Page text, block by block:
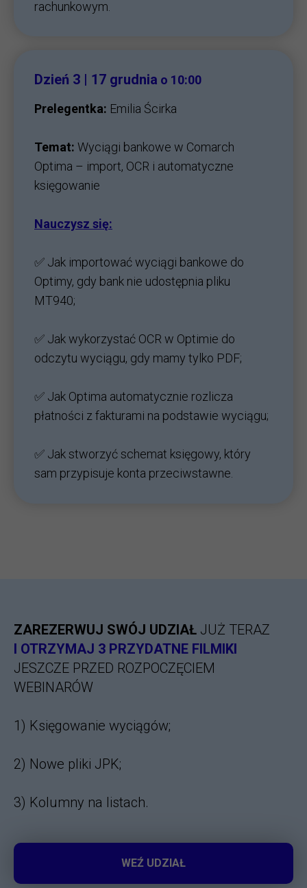
rachunkowym.
Dzień 3 | 17 grudnia o 10:00
Prelegentka: Emilia Ścirka
Temat: Wyciągi bankowe w Comarch
Optima – import, OCR i automatyczne
księgowanie
Nauczysz się:
✅ Jak importować wyciągi bankowe do
Optimy, gdy bank nie udostępnia pliku
MT940;
✅ Jak wykorzystać OCR w Optimie do
odczytu wyciągu, gdy mamy tylko PDF;
✅ Jak Optima automatycznie rozlicza
płatności z fakturami na podstawie wyciągu;
✅ Jak stworzyć schemat księgowy, który
sam przypisuje konta przeciwstawne.
ZAREZERWUJ SWÓJ UDZIAŁ JUŻ TERAZ
I OTRZYMAJ 3 PRZYDATNE FILMIKI
JESZCZE PRZED ROZPOCZĘCIEM
WEBINARÓW
1) Księgowanie wyciągów;
2) Nowe pliki JPK;
3) Kolumny na listach.
WEŹ UDZIAŁ